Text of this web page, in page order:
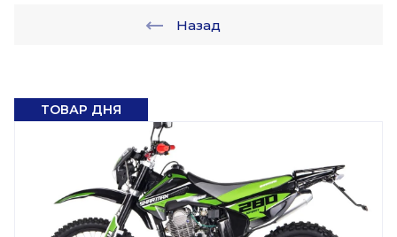
ТОВАР ДНЯ
Назад